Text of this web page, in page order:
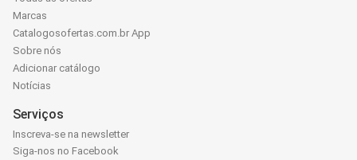
Marcas
Catalogosofertas.com.br App
Sobre nós
Adicionar catálogo
Notícias
Serviços
Inscreva-se na newsletter
Siga-nos no Facebook